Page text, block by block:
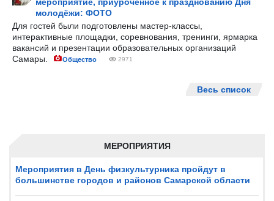
МЕРОПРИЯТИЯ
Мероприятия в День физкультурника пройдут в
большинстве городов и районов Самарской области
молодёжи: ФОТО
Для гостей были подготовлены мастер-классы,
интерактивные площадки, соревнования, тренинги, ярмарка
вакансий и презентации образовательных организаций
Самары.
Общество 2971
Весь список